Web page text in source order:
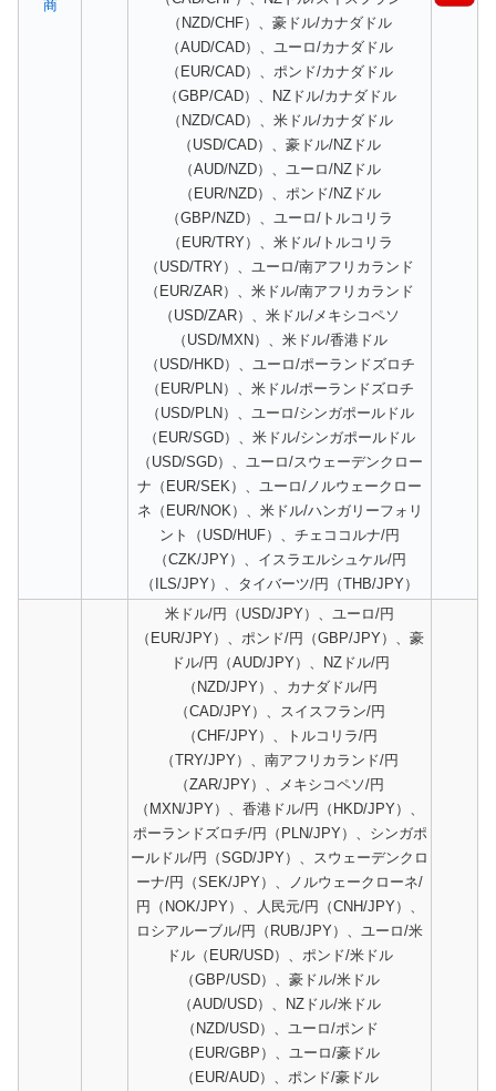
商
（NZD/CHF）、豪ドル/カナダドル
（AUD/CAD）、ユーロ/カナダドル
（EUR/CAD）、ポンド/カナダドル
（GBP/CAD）、NZドル/カナダドル
（NZD/CAD）、米ドル/カナダドル
（USD/CAD）、豪ドル/NZドル
（AUD/NZD）、ユーロ/NZドル
（EUR/NZD）、ポンド/NZドル
（GBP/NZD）、ユーロ/トルコリラ
（EUR/TRY）、米ドル/トルコリラ
（USD/TRY）、ユーロ/南アフリカランド
（EUR/ZAR）、米ドル/南アフリカランド
（USD/ZAR）、米ドル/メキシコペソ
（USD/MXN）、米ドル/香港ドル
（USD/HKD）、ユーロ/ポーランドズロチ
（EUR/PLN）、米ドル/ポーランドズロチ
（USD/PLN）、ユーロ/シンガポールドル
（EUR/SGD）、米ドル/シンガポールドル
（USD/SGD）、ユーロ/スウェーデンクロー
ナ（EUR/SEK）、ユーロ/ノルウェークロー
ネ（EUR/NOK）、米ドル/ハンガリーフォリ
ント（USD/HUF）、チェココルナ/円
（CZK/JPY）、イスラエルシュケル/円
（ILS/JPY）、タイバーツ/円（THB/JPY）
米ドル/円（USD/JPY）、ユーロ/円
（EUR/JPY）、ポンド/円（GBP/JPY）、豪
ドル/円（AUD/JPY）、NZドル/円
（NZD/JPY）、カナダドル/円
（CAD/JPY）、スイスフラン/円
（CHF/JPY）、トルコリラ/円
（TRY/JPY）、南アフリカランド/円
（ZAR/JPY）、メキシコペソ/円
（MXN/JPY）、香港ドル/円（HKD/JPY）、
ポーランドズロチ/円（PLN/JPY）、シンガポ
ールドル/円（SGD/JPY）、スウェーデンクロ
ーナ/円（SEK/JPY）、ノルウェークローネ/
円（NOK/JPY）、人民元/円（CNH/JPY）、
ロシアルーブル/円（RUB/JPY）、ユーロ/米
ドル（EUR/USD）、ポンド/米ドル
（GBP/USD）、豪ドル/米ドル
（AUD/USD）、NZドル/米ドル
（NZD/USD）、ユーロ/ポンド
（EUR/GBP）、ユーロ/豪ドル
（EUR/AUD）、ポンド/豪ドル